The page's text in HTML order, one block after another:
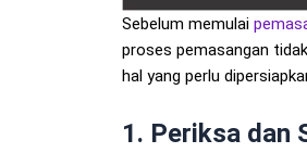
Sebelum memulai
proses pemasangan
hal yang perlu
1. Periksa dan